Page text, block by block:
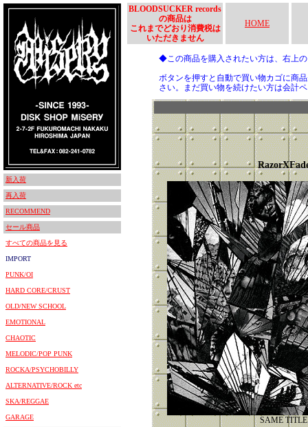
新入荷
再入荷
RECOMMEND
セール商品
すべての商品を見る
IMPORT
PUNK/OI
HARD CORE/CRUST
OLD/NEW SCHOOL
EMOTIONAL
CHAOTIC
MELODIC/POP PUNK
ROCKA/PSYCHOBILLY
ALTERNATIVE/ROCK etc
SKA/REGGAE
GARAGE
BLOODSUCKER records
の商品は
これまでどおり消費税は
いただきません
HOME
◆この商品を購入されたい方は、右上
ボタンを押すと自動で買い物カゴに商
さい。まだ買い物を続けたい方は会計
SAME TITLE